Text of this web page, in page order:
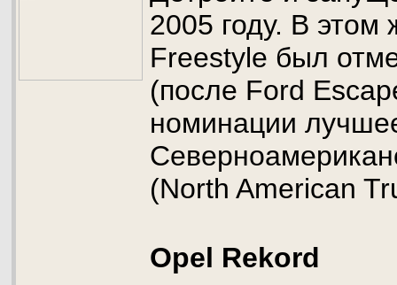
2005 году. В этом
Freestyle был
(после Ford
номинации
(North American
Opel Rekord